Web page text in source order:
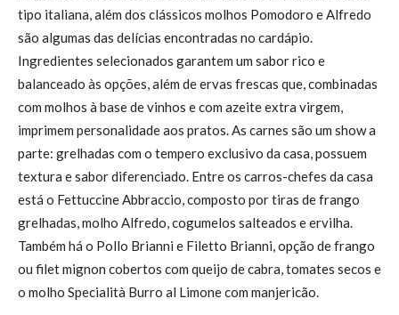
tipo italiana, além dos clássicos molhos Pomodoro e Alfredo
são algumas das delícias encontradas no cardápio.
Ingredientes selecionados garantem um sabor rico e
balanceado às opções, além de ervas frescas que, combinadas
com molhos à base de vinhos e com azeite extra virgem,
imprimem personalidade aos pratos. As carnes são um show a
parte: grelhadas com o tempero exclusivo da casa, possuem
textura e sabor diferenciado. Entre os carros-chefes da casa
está o Fettuccine Abbraccio, composto por tiras de frango
grelhadas, molho Alfredo, cogumelos salteados e ervilha.
Também há o Pollo Brianni e Filetto Brianni, opção de frango
ou filet mignon cobertos com queijo de cabra, tomates secos e
o molho Specialità Burro al Limone com manjericão.